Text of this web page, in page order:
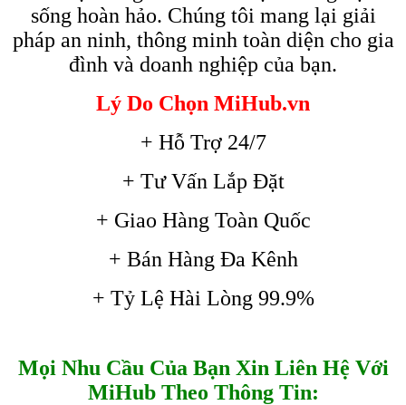
sống hoàn hảo. Chúng tôi mang lại giải
pháp an ninh, thông minh toàn diện cho gia
đình và doanh nghiệp của bạn.
Lý Do Chọn MiHub.vn
+ Hỗ Trợ 24/7
+ Tư Vấn Lắp Đặt
+ Giao Hàng Toàn Quốc
+ Bán Hàng Đa Kênh
+ Tỷ Lệ Hài Lòng 99.9%
Mọi Nhu Cầu Của Bạn Xin Liên Hệ Với
MiHub Theo Thông Tin: